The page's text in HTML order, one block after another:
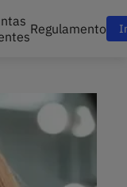
Regulamento